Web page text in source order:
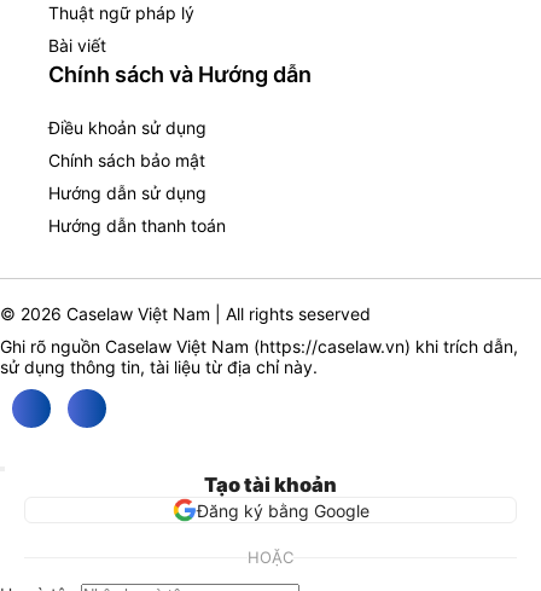
Thuật ngữ pháp lý
Bài viết
Chính sách và Hướng dẫn
Điều khoản sử dụng
Chính sách bảo mật
Hướng dẫn sử dụng
Hướng dẫn thanh toán
© 2026 Caselaw Việt Nam | All rights seserved
Ghi rõ nguồn Caselaw Việt Nam (https://caselaw.vn) khi trích dẫn,
sử dụng thông tin, tài liệu từ địa chỉ này.
Tạo tài khoản
Đăng ký bằng Google
HOẶC